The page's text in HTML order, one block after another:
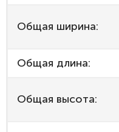
Общая ширина:
Общая длина:
Общая высота: